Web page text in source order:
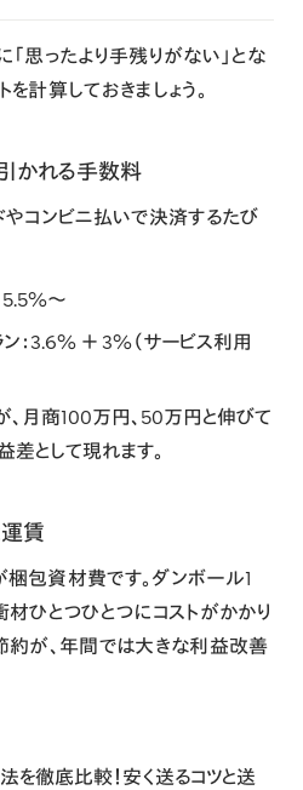
「思ったより手残りがない」とな
計算しておきましょう。
かれる手数料
やコンビニ払いで決済するたび
5.5%〜
：3.6% ＋ 3%（サービス利用
、月商100万円、50万円と伸びて
として現れます。
賃
包資材費です。ダンボール1
材ひとつひとつにコストがかかり
約が、年間では大きな利益改善
を徹底比較！安く送るコツと送